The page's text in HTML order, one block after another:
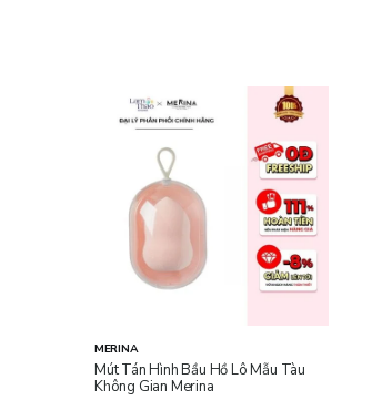
MERINA
Mút Tán Hình Bầu Hồ Lô Mẫu Tàu
Không Gian Merina